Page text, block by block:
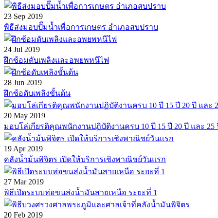
23 Sep 2019
พิธีส่งมอบปั๊มน้ำเพื่อการเกษตร อำเภอสบปราบ
24 Jul 2019
ฝึกซ้อมดับเพลิงและอพยพหนีไฟ
28 Jun 2019
ฝึกซ้อดับเพลิงขั้นต้น
20 May 2019
มอบโล่เกียรติคุณพนักงานปฏิบัติงานครบ 10 ปี 15 ปี 20 ปี และ 25
19 Apr 2019
คลังน้ำม้นพิจิตร เปิดให้บริการเชิงพาณิชย์วันแรก
27 Mar 2019
พิธีเปิดระบบท่อขนส่งน้ำมันสายเหนือ ระยะที่ 1
20 Feb 2019